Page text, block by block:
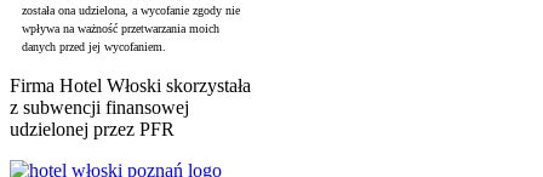
została ona udzielona, a wycofanie zgody nie
wpływa na ważność przetwarzania moich
danych przed jej wycofaniem.
Firma Hotel Włoski skorzystała
z subwencji finansowej
udzielonej przez PFR